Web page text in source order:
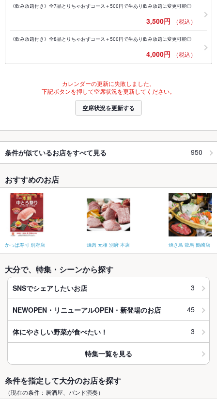
《飲み放題付き》全7品とりちゃおずコース＋500円で生あり飲み放題に変更可能◎
3,500円 （税込）
《飲み放題付き》全8品とりちゃおずコース＋500円で生あり飲み放題に変更可能◎
4,000円 （税込）
カレンダーの更新に失敗しました。
下記ボタンを押して空席状況を更新してください。
空席状況を更新する
条件が似ているお店をすべて見る 950
おすすめのお店
かっぱ寿司 別府店 焼肉 元相 別府 本店 焼き鳥 龍馬 鶴崎店
大分で、特集・シーンから探す
SNSでシェアしたいお店 3
NEWOPEN・リニューアルOPEN・新登場のお店 45
体にやさしい野菜が食べたい！ 3
特集一覧を見る
条件を指定して大分のお店を探す
（現在の条件：居酒屋、バンド演奏）